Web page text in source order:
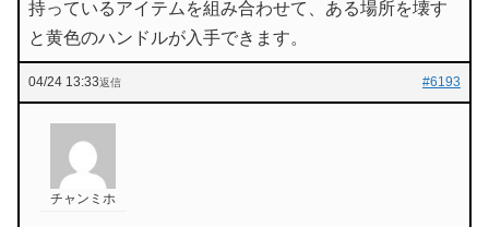
持っているアイテムを組み合わせて、ある場所を壊す
と黄色のハンドルが入手できます。
04/24 13:33 #6193
返信
チャンミホ